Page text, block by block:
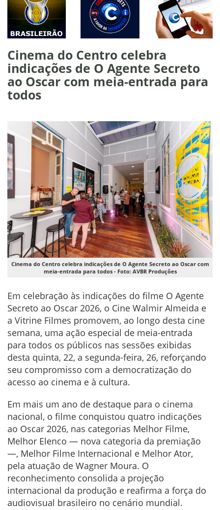
Cinema do Centro celebra
indicações de O Agente Secreto
ao Oscar com meia-entrada para
todos
Cinema do Centro celebra indicações de O Agente Secreto ao Oscar com
meia-entrada para todos - Foto: AVBR Produções
Em celebração às indicações do filme O Agente
Secreto ao Oscar 2026, o Cine Walmir Almeida e
a Vitrine Filmes promovem, ao longo desta cine
semana, uma ação especial de meia-entrada
para todos os públicos nas sessões exibidas
desta quinta, 22, a segunda-feira, 26, reforçando
seu compromisso com a democratização do
acesso ao cinema e à cultura.
Em mais um ano de destaque para o cinema
nacional, o filme conquistou quatro indicações
ao Oscar 2026, nas categorias Melhor Filme,
Melhor Elenco — nova categoria da premiação
—, Melhor Filme Internacional e Melhor Ator,
pela atuação de Wagner Moura. O
reconhecimento consolida a projeção
internacional da produção e reafirma a força do
audiovisual brasileiro no cenário mundial.